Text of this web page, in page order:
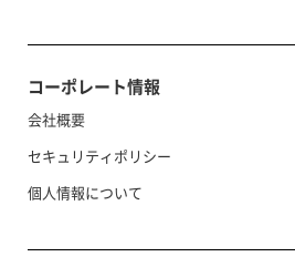
コーポレート情報
会社概要
セキュリティポリシー
個人情報について